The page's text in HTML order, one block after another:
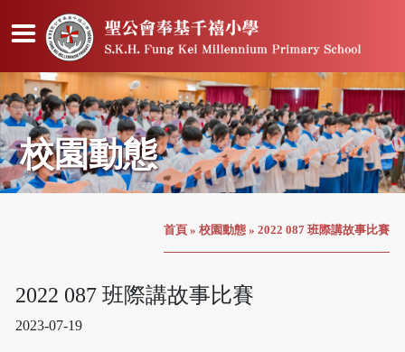
校園動態
首頁 » 校園動態 » 2022 087 班際講故事比賽
2022 087 班際講故事比賽
2023-07-19